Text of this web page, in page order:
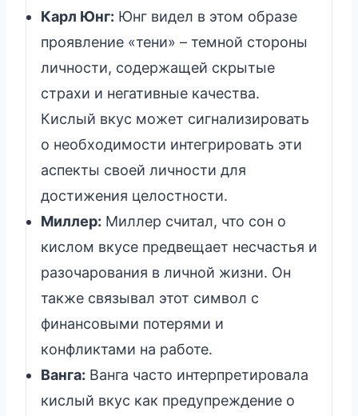
Карл Юнг: Юнг видел в этом образе
проявление «тени» – темной стороны
личности, содержащей скрытые
страхи и негативные качества.
Кислый вкус может сигнализировать
о необходимости интегрировать эти
аспекты своей личности для
достижения целостности.
Миллер: Миллер считал, что сон о
кислом вкусе предвещает несчастья и
разочарования в личной жизни. Он
также связывал этот символ с
финансовыми потерями и
конфликтами на работе.
Ванга: Ванга часто интерпретировала
кислый вкус как предупреждение о